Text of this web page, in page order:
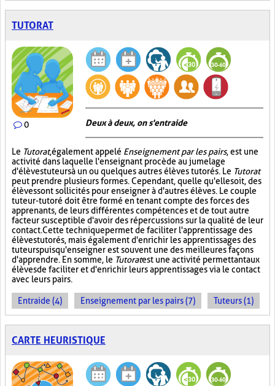
TUTORAT
0 Deux à deux, on s'entraide
Le Tutorat, également appelé Enseignement par les pairs, est une
activité dans laquelle l'enseignant procède au jumelage
d'élèves tuteurs à un ou quelques autres élèves tutorés. Le Tutorat
peut prendre plusieurs formes. Cependant, quelle qu'elle soit, des
élèves sont sollicités pour enseigner à d'autres élèves. Le couple
tuteur-tutoré doit être formé en tenant compte des forces des
apprenants, de leurs différentes compétences et de tout autre
facteur susceptible d'avoir des répercussions sur la qualité de leur
contact. Cette technique permet de faciliter l'apprentissage des
élèves tutorés, mais également d'enrichir les apprentissages des
tuteurs puisqu'enseigner est souvent une des meilleures façons
d'apprendre. En somme, le Tutoratest une activité permettant aux
élèves de faciliter et d'enrichir leurs apprentissages via le contact
avec leurs pairs.
Entraide (4) Enseignement par les pairs (7) Tuteurs (1)
CARTE HEURISTIQUE